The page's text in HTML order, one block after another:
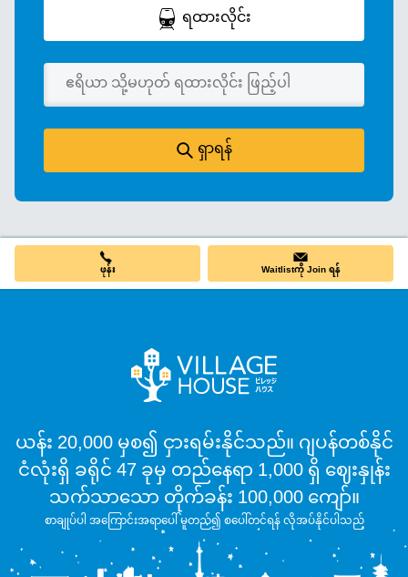
ရထားလိုင်း
ရှာရန်
ဖုန်း Waitlistကို Join ရန်
ယန်း 20,000 မှစ၍ ငှားရမ်းနိုင်သည်။ ဂျပန်တစ်နိုင်
ငံလုံးရှိ ခရိုင် 47 ခုမှ တည်နေရာ 1,000 ရှိ ဈေးနှုန်း
သက်သာသော တိုက်ခန်း 100,000 ကျော်။
စာချုပ်ပါ အကြောင်းအရာပေါ် မူတည်၍ စပေါ်တင်ရန် လိုအပ်နိုင်ပါသည်